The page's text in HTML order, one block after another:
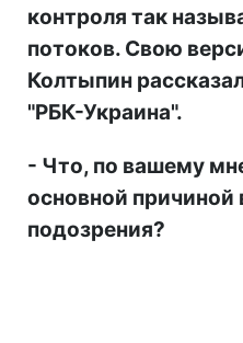
контроля так
потоков. Свою
Колтыпин
"РБК-Украина".
- Что, по вашему
основной причиной
подозрения?